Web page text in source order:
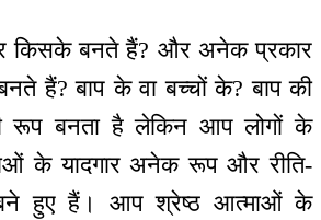
किसके बनते हैं? और अनेक प्रकार
हैं? बाप के वा बच्चों के? बाप की
रूप बनता है लेकिन आप लोगों के
के यादगार अनेक रूप और रीति-
हुए हैं। आप श्रेष्ठ आत्माओं के